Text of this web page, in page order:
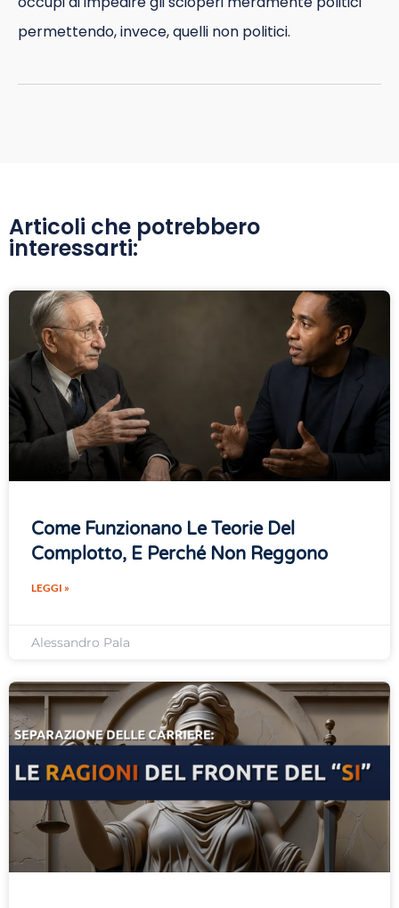
permettendo, invece, quelli non politici.
Articoli che potrebbero
interessarti:
Come Funzionano Le Teorie Del
Complotto, E Perché Non Reggono
LEGGI »
Alessandro Pala